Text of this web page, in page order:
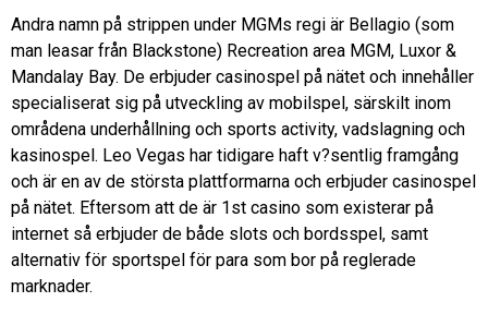
Andra namn på strippen under MGMs regi är Bellagio (som
man leasar från Blackstone) Recreation area MGM, Luxor &
Mandalay Bay. De erbjuder casinospel på nätet och innehåller
specialiserat sig på utveckling av mobilspel, särskilt inom
områdena underhållning och sports activity, vadslagning och
kasinospel. Leo Vegas har tidigare haft v?sentlig framgång
och är en av de största plattformarna och erbjuder casinospel
på nätet. Eftersom att de är 1st casino som existerar på
internet så erbjuder de både slots och bordsspel, samt
alternativ för sportspel för para som bor på reglerade
marknader.